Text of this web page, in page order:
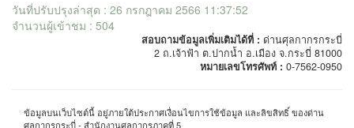
วันที่ปรับปรุงล่าสุด : 26 กรกฎาคม 2566 11:37:52
จำนวนผู้เข้าชม : 504
สอบถามข้อมูลเพิ่มเติมได้ที่ : ด่านศุลกากรกระบี่
2 ถ.เจ้าฟ้า ต.ปากน้ำ อ.เมือง จ.กระบี่ 81000
หมายเลขโทรศัพท์ : 0-7562-0950
ข้อมูลบนเว็บไซต์นี้ อยู่ภายใต้ประกาศเงื่อนไขการใช้ข้อมูล และลิขสิทธิ์ ของด่าน
ศุลกากรกระบี่ - สำนักงานศุลกากรภาคที่ 5